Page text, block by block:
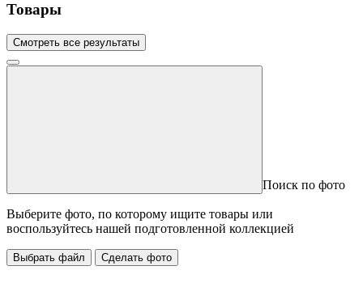
Товары
Смотреть все результаты
Поиск по фото
Выберите фото, по которому ищите товары или
воспользуйтесь нашей подготовленной коллекцией
Выбрать файл Сделать фото